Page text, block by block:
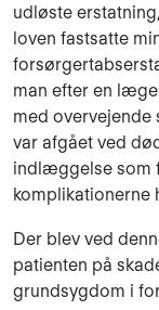
udløste
loven fastsatte
man efter en
med overvejende
var afgået ved
indlæggelse som
komplikationerne
Der blev ved
patienten på
grundsygdom i